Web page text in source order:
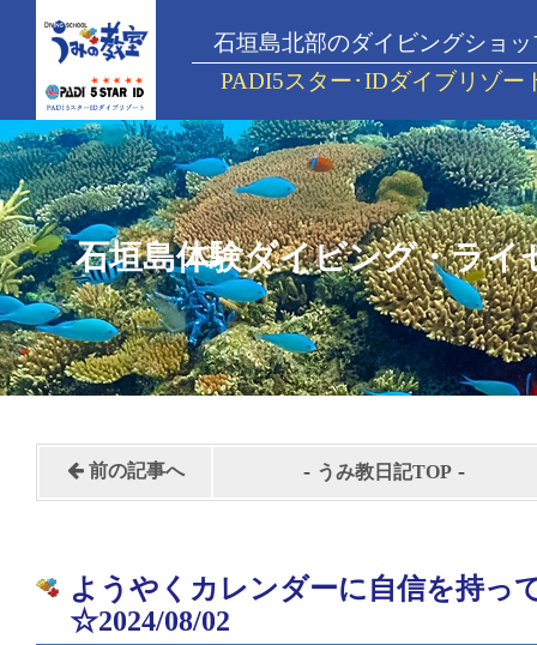
石垣島北部のダイビングショッ
PADI5スター･IDダイブリゾー
石垣島体験ダイビング・ライ
前の記事へ - うみ教日記TOP -
ようやくカレンダーに自信を持っ
☆2024/08/02